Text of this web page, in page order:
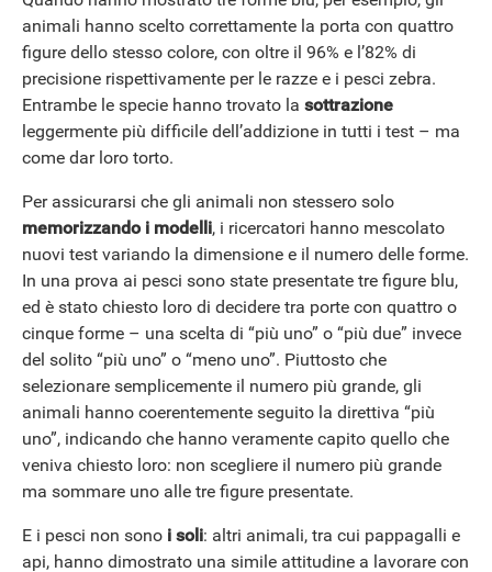
animali hanno scelto correttamente la porta con quattro
figure dello stesso colore, con oltre il 96% e l’82% di
precisione rispettivamente per le razze e i pesci zebra.
Entrambe le specie hanno trovato la sottrazione
leggermente più difficile dell’addizione in tutti i test – ma
come dar loro torto.
Per assicurarsi che gli animali non stessero solo
memorizzando i modelli, i ricercatori hanno mescolato
nuovi test variando la dimensione e il numero delle forme.
In una prova ai pesci sono state presentate tre figure blu,
ed è stato chiesto loro di decidere tra porte con quattro o
cinque forme – una scelta di “più uno” o “più due” invece
del solito “più uno” o “meno uno”. Piuttosto che
selezionare semplicemente il numero più grande, gli
animali hanno coerentemente seguito la direttiva “più
uno”, indicando che hanno veramente capito quello che
veniva chiesto loro: non scegliere il numero più grande
ma sommare uno alle tre figure presentate.
E i pesci non sono i soli: altri animali, tra cui pappagalli e
api, hanno dimostrato una simile attitudine a lavorare con